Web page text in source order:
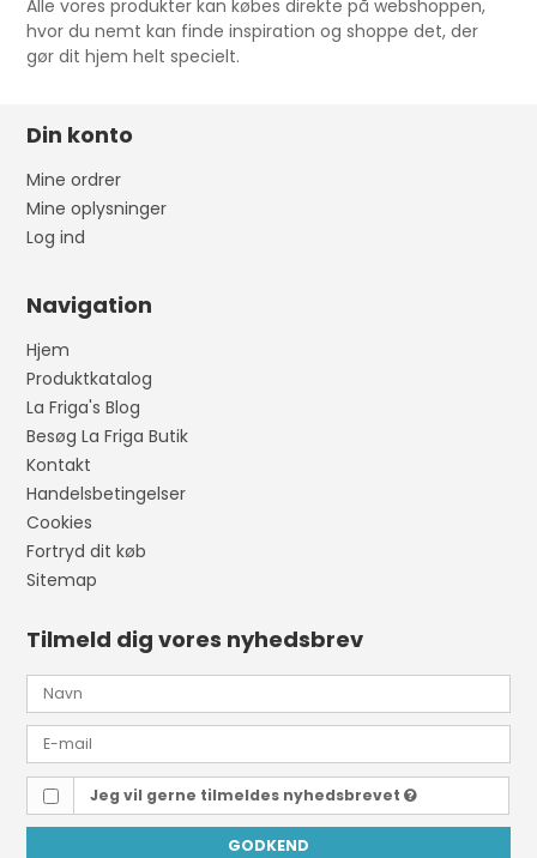
Alle vores produkter kan købes direkte på webshoppen,
hvor du nemt kan finde inspiration og shoppe det, der
gør dit hjem helt specielt.
Din konto
Mine ordrer
Mine oplysninger
Log ind
Navigation
Hjem
Produktkatalog
La Friga's Blog
Besøg La Friga Butik
Kontakt
Handelsbetingelser
Cookies
Fortryd dit køb
Sitemap
Tilmeld dig vores nyhedsbrev
Jeg vil gerne tilmeldes nyhedsbrevet
GODKEND